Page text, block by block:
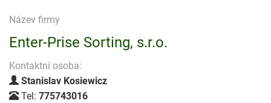
Název firmy
Enter-Prise Sorting, s.r.o.
Kontaktní osoba:
Stanislav Kosiewicz
Tel: 775743016